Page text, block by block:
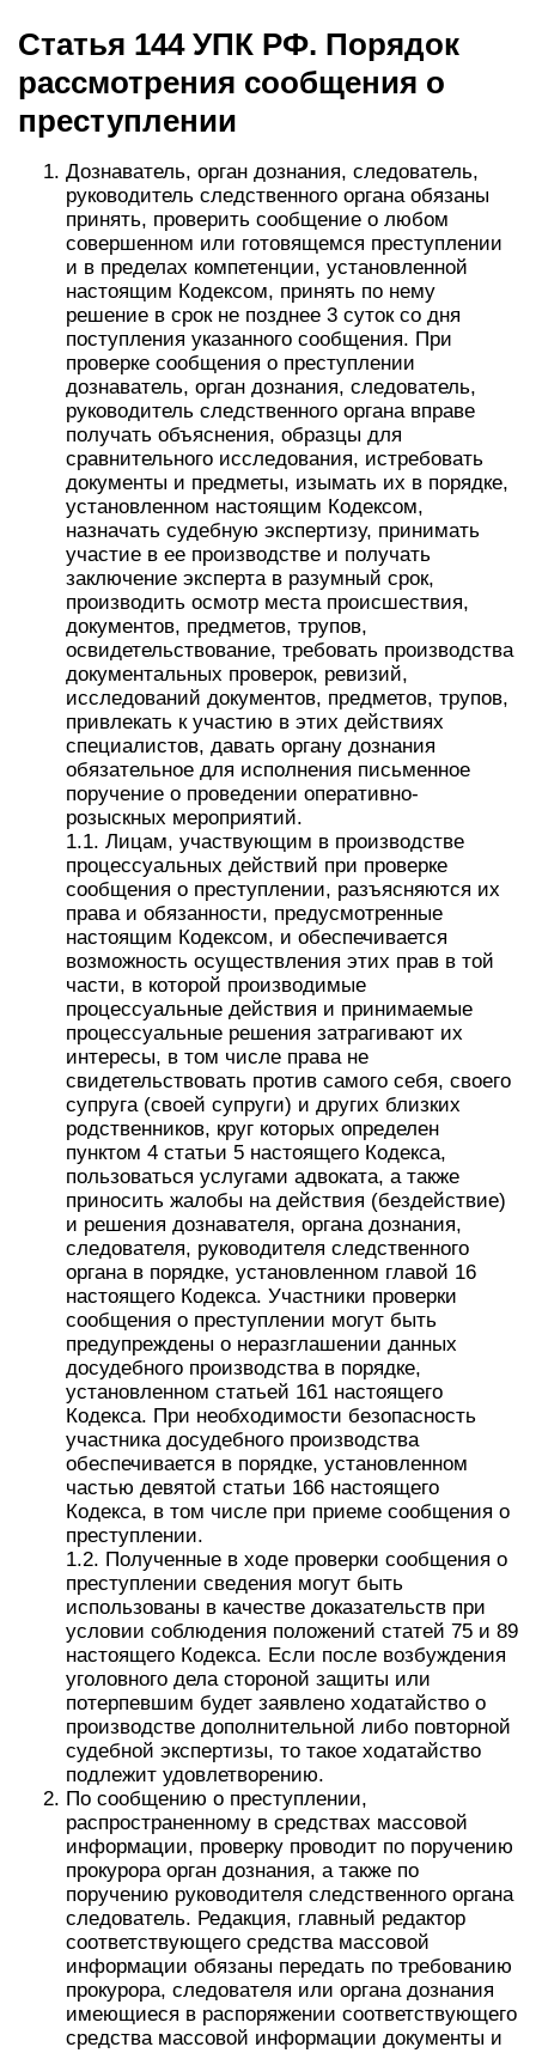
Статья 144 УПК РФ. Порядок
рассмотрения сообщения о
преступлении
Дознаватель, орган дознания, следователь,
руководитель следственного органа обязаны
принять, проверить сообщение о любом
совершенном или готовящемся преступлении
и в пределах компетенции, установленной
настоящим Кодексом, принять по нему
решение в срок не позднее 3 суток со дня
поступления указанного сообщения. При
проверке сообщения о преступлении
дознаватель, орган дознания, следователь,
руководитель следственного органа вправе
получать объяснения, образцы для
сравнительного исследования, истребовать
документы и предметы, изымать их в порядке,
установленном настоящим Кодексом,
назначать судебную экспертизу, принимать
участие в ее производстве и получать
заключение эксперта в разумный срок,
производить осмотр места происшествия,
документов, предметов, трупов,
освидетельствование, требовать производства
документальных проверок, ревизий,
исследований документов, предметов, трупов,
привлекать к участию в этих действиях
специалистов, давать органу дознания
обязательное для исполнения письменное
поручение о проведении оперативно-
розыскных мероприятий.
1.1. Лицам, участвующим в производстве
процессуальных действий при проверке
сообщения о преступлении, разъясняются их
права и обязанности, предусмотренные
настоящим Кодексом, и обеспечивается
возможность осуществления этих прав в той
части, в которой производимые
процессуальные действия и принимаемые
процессуальные решения затрагивают их
интересы, в том числе права не
свидетельствовать против самого себя, своего
супруга (своей супруги) и других близких
родственников, круг которых определен
пунктом 4 статьи 5 настоящего Кодекса,
пользоваться услугами адвоката, а также
приносить жалобы на действия (бездействие)
и решения дознавателя, органа дознания,
следователя, руководителя следственного
органа в порядке, установленном главой 16
настоящего Кодекса. Участники проверки
сообщения о преступлении могут быть
предупреждены о неразглашении данных
досудебного производства в порядке,
установленном статьей 161 настоящего
Кодекса. При необходимости безопасность
участника досудебного производства
обеспечивается в порядке, установленном
частью девятой статьи 166 настоящего
Кодекса, в том числе при приеме сообщения о
преступлении.
1.2. Полученные в ходе проверки сообщения о
преступлении сведения могут быть
использованы в качестве доказательств при
условии соблюдения положений статей 75 и 89
настоящего Кодекса. Если после возбуждения
уголовного дела стороной защиты или
потерпевшим будет заявлено ходатайство о
производстве дополнительной либо повторной
судебной экспертизы, то такое ходатайство
подлежит удовлетворению.
По сообщению о преступлении,
распространенному в средствах массовой
информации, проверку проводит по поручению
прокурора орган дознания, а также по
поручению руководителя следственного органа
следователь. Редакция, главный редактор
соответствующего средства массовой
информации обязаны передать по требованию
прокурора, следователя или органа дознания
имеющиеся в распоряжении соответствующего
средства массовой информации документы и